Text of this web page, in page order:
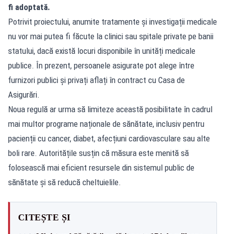
fi adoptată.
Potrivit proiectului, anumite tratamente și investigații medicale
nu vor mai putea fi făcute la clinici sau spitale private pe banii
statului, dacă există locuri disponibile în unități medicale
publice. În prezent, persoanele asigurate pot alege între
furnizori publici și privați aflați în contract cu Casa de
Asigurări.
Noua regulă ar urma să limiteze această posibilitate în cadrul
mai multor programe naționale de sănătate, inclusiv pentru
pacienții cu cancer, diabet, afecțiuni cardiovasculare sau alte
boli rare. Autoritățile susțin că măsura este menită să
folosească mai eficient resursele din sistemul public de
sănătate și să reducă cheltuielile.
CITEȘTE ȘI